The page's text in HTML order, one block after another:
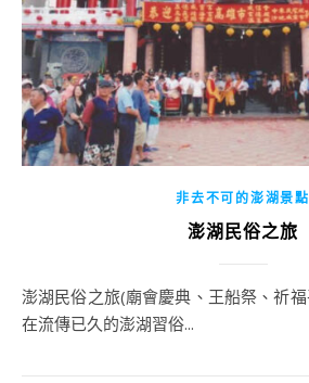
非去不可的澎湖景點
澎湖民俗之旅
澎湖民俗之旅(廟會慶典、王船祭、祈福平安龜) 一、【乞龜】
在流傳已久的澎湖習俗...